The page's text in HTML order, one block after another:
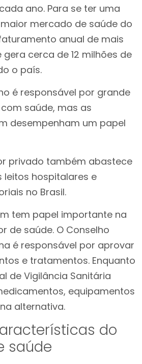
ano. Para se ter uma
mercado de saúde do
anual de mais
gera cerca de 12 milhões de
o país.
é responsável por grande
saúde, mas as
desempenham um papel
privado também abastece
hospitalares e
no Brasil.
tem papel importante na
de saúde. O Conselho
é responsável por aprovar
e tratamentos. Enquanto
de Vigilância Sanitária
equipamentos
alternativa.
do
saúde